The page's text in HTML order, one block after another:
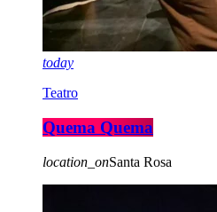
today
Teatro
Quema Quema
location_onSanta Rosa